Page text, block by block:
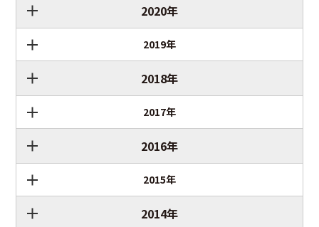
2020年
2019年
2018年
2017年
2016年
2015年
2014年